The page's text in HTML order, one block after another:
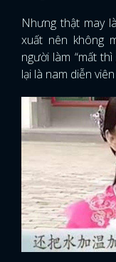
Nhưng thật may
xuất nên không
người làm “mất
lại là nam diễn